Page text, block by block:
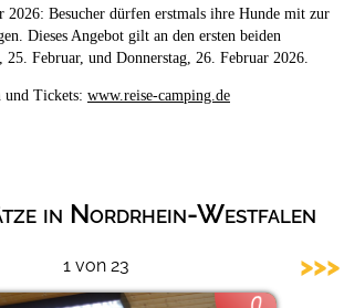
2026: Besucher dürfen erstmals ihre Hunde mit zur
Dieses Angebot gilt an den ersten beiden
25. Februar, und Donnerstag, 26. Februar 2026.
und Tickets: www.reise-camping.de
in Nordrhein-Westfalen
1 von 23 >>>